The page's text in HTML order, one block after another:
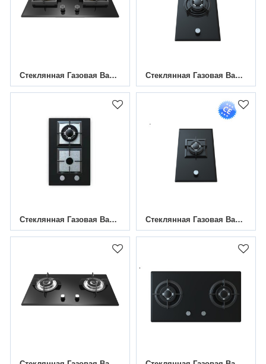
Стеклянная Газовая Варочная Панель С 2 Конфорками HBG-782M6 | 780 Мм Стеклянная Газовая Варочная Панель С 1 Конфоркой MGBG-311A2B | 310 Мм
Стеклянная Газовая Варочная Панель С 2 Конфорками MGBG-312S2 | 310 Мм Стеклянная Газовая Варочная Панель С 1 Конфоркой MGBG-311S2 | 310 Мм